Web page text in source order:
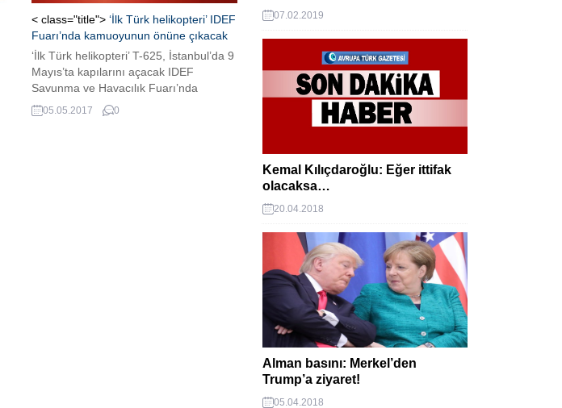
< class="title"> ‘İlk Türk helikopteri’ IDEF
Fuarı’nda kamuoyunun önüne çıkacak
‘İlk Türk helikopteri’ T-625, İstanbul’da 9
Mayıs’ta kapılarını açacak IDEF
Savunma ve Havacılık Fuarı’nda
kamuoyunun önüne çıkacak.
05.05.2017 0
07.02.2019
Kemal Kılıçdaroğlu: Eğer ittifak
olacaksa…
20.04.2018
Alman basını: Merkel’den
Trump’a ziyaret!
05.04.2018